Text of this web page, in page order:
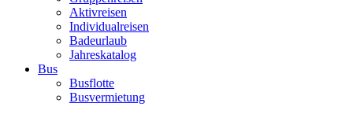
Aktivreisen
Individualreisen
Badeurlaub
Jahreskatalog
Bus
Busflotte
Busvermietung